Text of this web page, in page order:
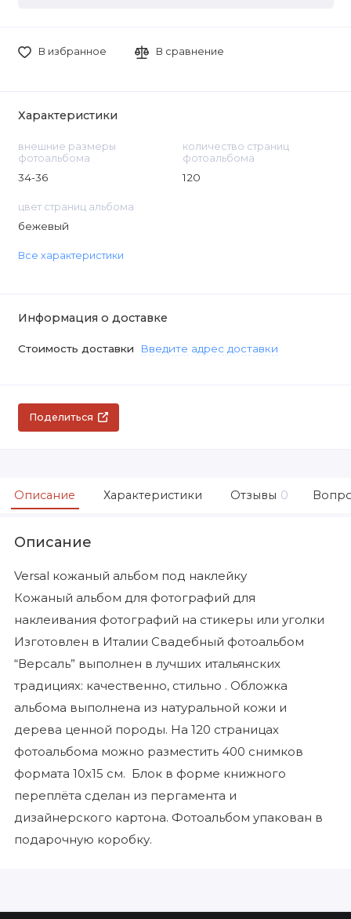
В избранное В сравнение
Характеристики
внешние размеры
фотоальбома
34-36
количество страниц
фотоальбома
120
цвет страниц альбома
бежевый
Все характеристики
Информация о доставке
Стоимость доставки Введите адрес доставки
Поделиться
Описание Характеристики Отзывы 0
Описание
Versal кожаный альбом под наклейку
Кожаный альбом для фотографий для
наклеивания фотографий на стикеры или уголки
Изготовлен в Италии Свадебный фотоальбом
“Версаль” выполнен в лучших итальянских
традициях: качественно, стильно . Обложка
альбома выполнена из натуральной кожи и
дерева ценной породы. На 120 страницах
фотоальбома можно разместить 400 снимков
формата 10х15 см. Блок в форме книжного
переплёта сделан из пергамента и
дизайнерского картона. Фотоальбом упакован в
подарочную коробку.